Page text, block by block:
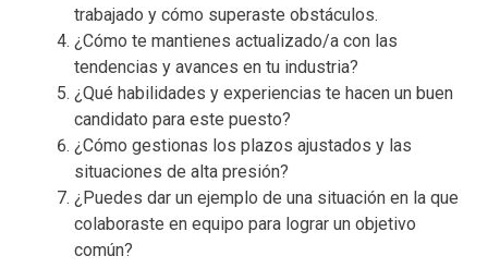
trabajado y cómo superaste obstáculos.
¿Cómo te mantienes actualizado/a con las
tendencias y avances en tu industria?
¿Qué habilidades y experiencias te hacen un buen
candidato para este puesto?
¿Cómo gestionas los plazos ajustados y las
situaciones de alta presión?
¿Puedes dar un ejemplo de una situación en la que
colaboraste en equipo para lograr un objetivo
común?